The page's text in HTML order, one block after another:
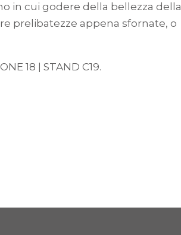
in cui godere della bellezza della
prelibatezze appena sfornate, o
18 | STAND C19.